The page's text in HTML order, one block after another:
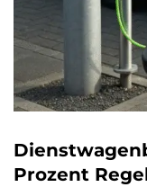
Prozent